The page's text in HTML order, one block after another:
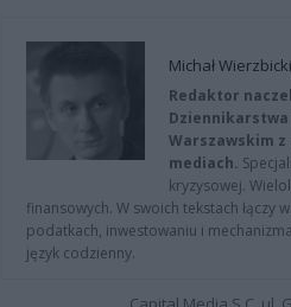
Michał Wierzbicki
Redaktor
Warszawskim
mediach.
kryzysowej.
finansowych. W swoich tekstach łączy
podatkach, inwestowaniu i
język codzienny.